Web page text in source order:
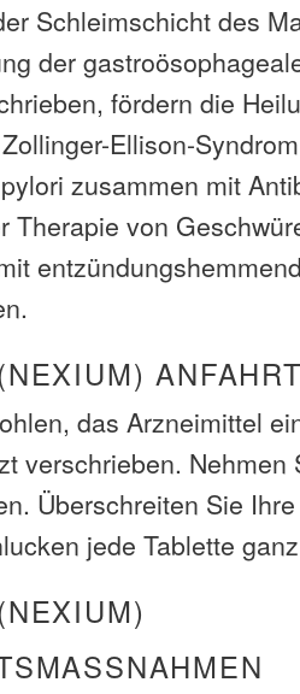
Schleimschicht des
der
fördern die
Ellison-
zusammen mit
Therapie von
das Arzneimittel
verschrieben.
Überschreiten Sie
jede Tablette